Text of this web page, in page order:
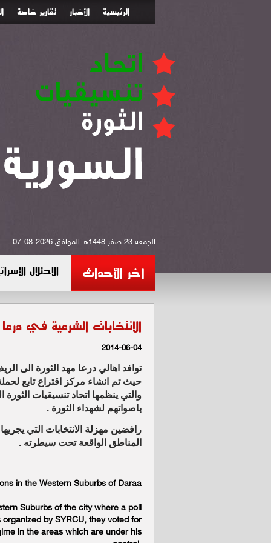
الرئيسية الأخبار تقارير خاصة
الجمعة 23 صفر 1448هـ الموافق 2026-08-07
آخر الأحداث الاحتلال
الانتخابات الشرعية في
2014-06-04
توافد اهالي درعا مهد الثورة الى
حيث تم انشاء مركز اقتراع تابع
والتي ينظمها اتحاد تنسيقيات الثورة
باصواتهم لشهداء الثورة .
رافضين مهزلة الانتخابات التي
المناطق الواقعة تحت سيطرته .
in the Western Suburbs of Daraa
Suburbs of the city where a poll
by SYRCU, they voted for
in the areas which are under his